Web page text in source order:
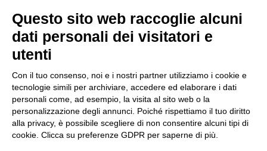
Energia Corrente S.r.l.
Dove trovarci
Via Leopoldo Lucchi, 135
Tel:0547 419980
Fax: 0547.419993
Email:info@ecocre.it
Importo capitale sociale: 200.000,00 i.v.
CF e P. IVA 03672520404
Questo sito web raccoglie alcuni
dati personali dei visitatori e
utenti
Con il tuo consenso, noi e i nostri partner utilizziamo i cookie e
tecnologie simili per archiviare, accedere ed elaborare i dati
personali come, ad esempio, la visita al sito web o la
personalizzazione degli annunci. Poiché rispettiamo il tuo diritto
alla privacy, è possibile scegliere di non consentire alcuni tipi di
cookie. Clicca su preferenze GDPR per saperne di più.